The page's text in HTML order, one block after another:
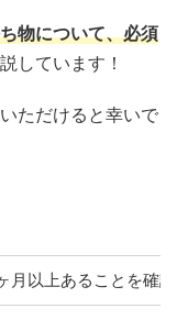
物について、必須
しています！
ただけると幸いで
以上あることを確認